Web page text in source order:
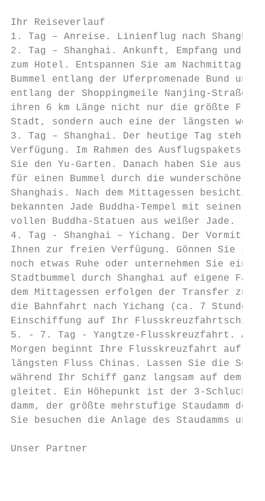
Ihr Reiseverlauf
1. Tag – Anreise. Linienflug nach
2. Tag – Shanghai. Ankunft, Empfang und
zum Hotel. Entspannen Sie am
Bummel entlang der Uferpromenade
entlang der Shoppingmeile Nanjing-
ihren 6 km Länge nicht nur die größte
Stadt, sondern auch eine der längsten
3. Tag – Shanghai. Der heutige Tag steht
Verfügung. Im Rahmen des
Sie den Yu-Garten. Danach haben Sie
für einen Bummel durch die
Shanghais. Nach dem Mittagessen
bekannten Jade Buddha-Tempel mit
vollen Buddha-Statuen aus weißer
4. Tag - Shanghai – Yichang. Der
Ihnen zur freien Verfügung. Gönnen Sie
noch etwas Ruhe oder unternehmen Sie
Stadtbummel durch Shanghai auf eigene
dem Mittagessen erfolgen der Transfer
die Bahnfahrt nach Yichang (ca. 7
Einschiffung auf Ihr
5. - 7. Tag - Yangtze-Flusskreuzfahrt. Am
Morgen beginnt Ihre Flusskreuzfahrt auf
längsten Fluss Chinas. Lassen Sie die
während Ihr Schiff ganz langsam auf dem
gleitet. Ein Höhepunkt ist der 3-
damm, der größte mehrstufige
Sie besuchen die Anlage des Staudamms
Unser Partner